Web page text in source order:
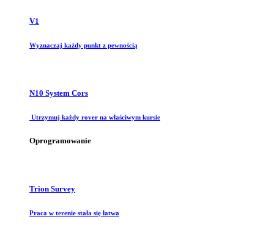
V1
Wyznaczaj każdy punkt z pewnością
N10 System Cors
Utrzymuj każdy rover na właściwym kursie
Oprogramowanie
Trion Survey
Praca w terenie stała się łatwa